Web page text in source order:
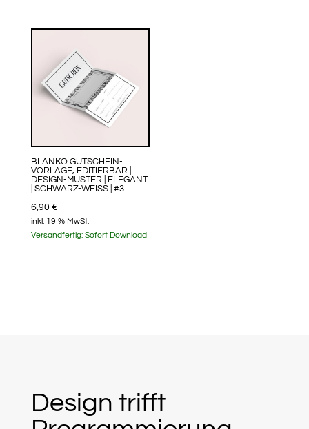
BLANKO GUTSCHEIN-
VORLAGE, EDITIERBAR |
DESIGN-MUSTER | ELEGANT
| SCHWARZ-WEISS | #3
6,90 €
inkl. 19 % MwSt.
Versandfertig: Sofort Download
Design trifft